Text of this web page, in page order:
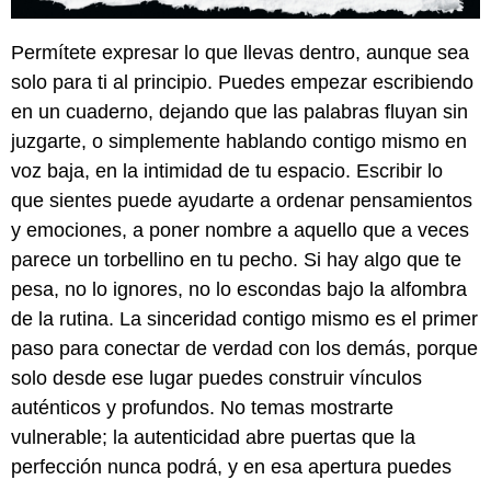
Permítete expresar lo que llevas dentro, aunque sea
solo para ti al principio. Puedes empezar escribiendo
en un cuaderno, dejando que las palabras fluyan sin
juzgarte, o simplemente hablando contigo mismo en
voz baja, en la intimidad de tu espacio. Escribir lo
que sientes puede ayudarte a ordenar pensamientos
y emociones, a poner nombre a aquello que a veces
parece un torbellino en tu pecho. Si hay algo que te
pesa, no lo ignores, no lo escondas bajo la alfombra
de la rutina. La sinceridad contigo mismo es el primer
paso para conectar de verdad con los demás, porque
solo desde ese lugar puedes construir vínculos
auténticos y profundos. No temas mostrarte
vulnerable; la autenticidad abre puertas que la
perfección nunca podrá, y en esa apertura puedes